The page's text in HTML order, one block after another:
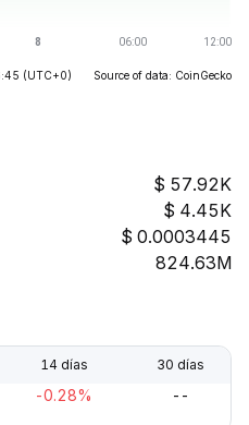
(UTC+0) Source of data: CoinGecko
57.92K
4.45K
0.0003445
824.63M
14 días 30 días
-0.28% --